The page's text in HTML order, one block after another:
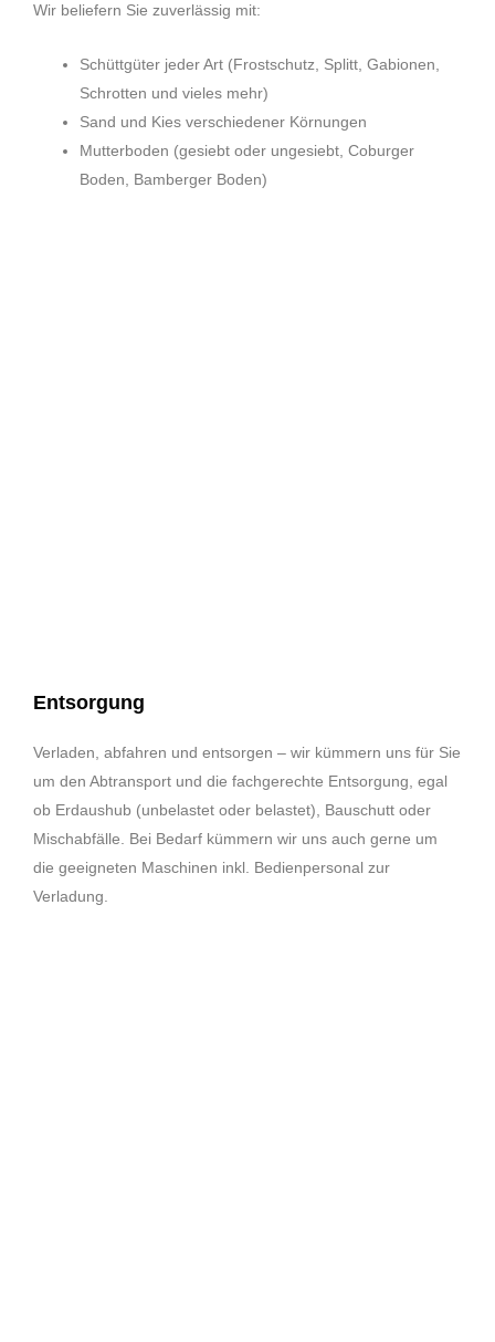
Wir beliefern Sie zuverlässig mit:
Schüttgüter jeder Art (Frostschutz, Splitt, Gabionen,
Schrotten und vieles mehr)
Sand und Kies verschiedener Körnungen
Mutterboden (gesiebt oder ungesiebt, Coburger
Boden, Bamberger Boden)
Entsorgung
Verladen, abfahren und entsorgen – wir kümmern uns für Sie
um den Abtransport und die fachgerechte Entsorgung, egal
ob Erdaushub (unbelastet oder belastet), Bauschutt oder
Mischabfälle. Bei Bedarf kümmern wir uns auch gerne um
die geeigneten Maschinen inkl. Bedienpersonal zur
Verladung.